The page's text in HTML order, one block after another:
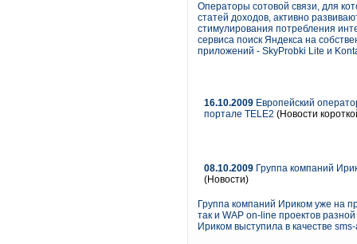
Операторы сотовой связи, для
статей доходов, активно
стимулирования потребления
сервиса поиск Яндекса на
приложений - SkyProbki Lite и
16.10.2009 Европейский
портале TELE2 (Новости
08.10.2009 Группа компаний
(Новости)
Группа компаний Ириком уже на
так и WAP on-line проектов
Ириком выступила в качестве